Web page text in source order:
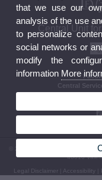
Central Unit
Central
© 2026 UV. - Faculty of Medicine
46010
Legal Disclaimer |Accessibility
that we use our
analysis of the use
to personalize
social networks or
modify the
information More